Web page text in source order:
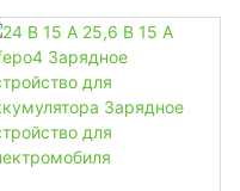
Устройство Для
Аккумулятора